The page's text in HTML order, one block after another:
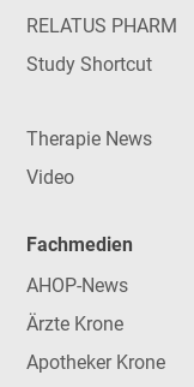
RELATUS PHARM
Study Shortcut
Therapie News
Video
Fachmedien
AHOP-News
Ärzte Krone
Apotheker Krone